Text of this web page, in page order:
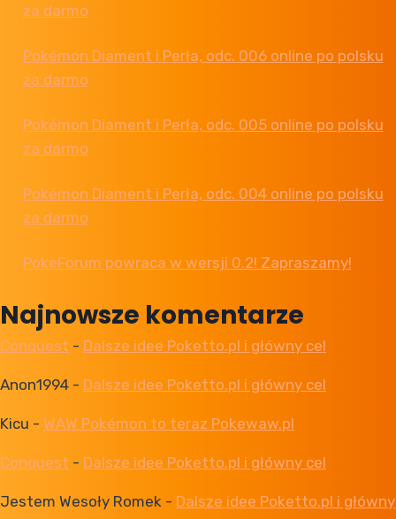
za darmo
Pokémon Diament i Perła, odc. 006 online po polsku
za darmo
Pokémon Diament i Perła, odc. 005 online po polsku
za darmo
Pokémon Diament i Perła, odc. 004 online po polsku
za darmo
PokeForum powraca w wersji 0.2! Zapraszamy!
Najnowsze komentarze
Conquest - Dalsze idee Poketto.pl i główny cel
Anon1994 - Dalsze idee Poketto.pl i główny cel
Kicu - WAW Pokémon to teraz Pokewaw.pl
Conquest - Dalsze idee Poketto.pl i główny cel
Jestem Wesoły Romek - Dalsze idee Poketto.pl i główny